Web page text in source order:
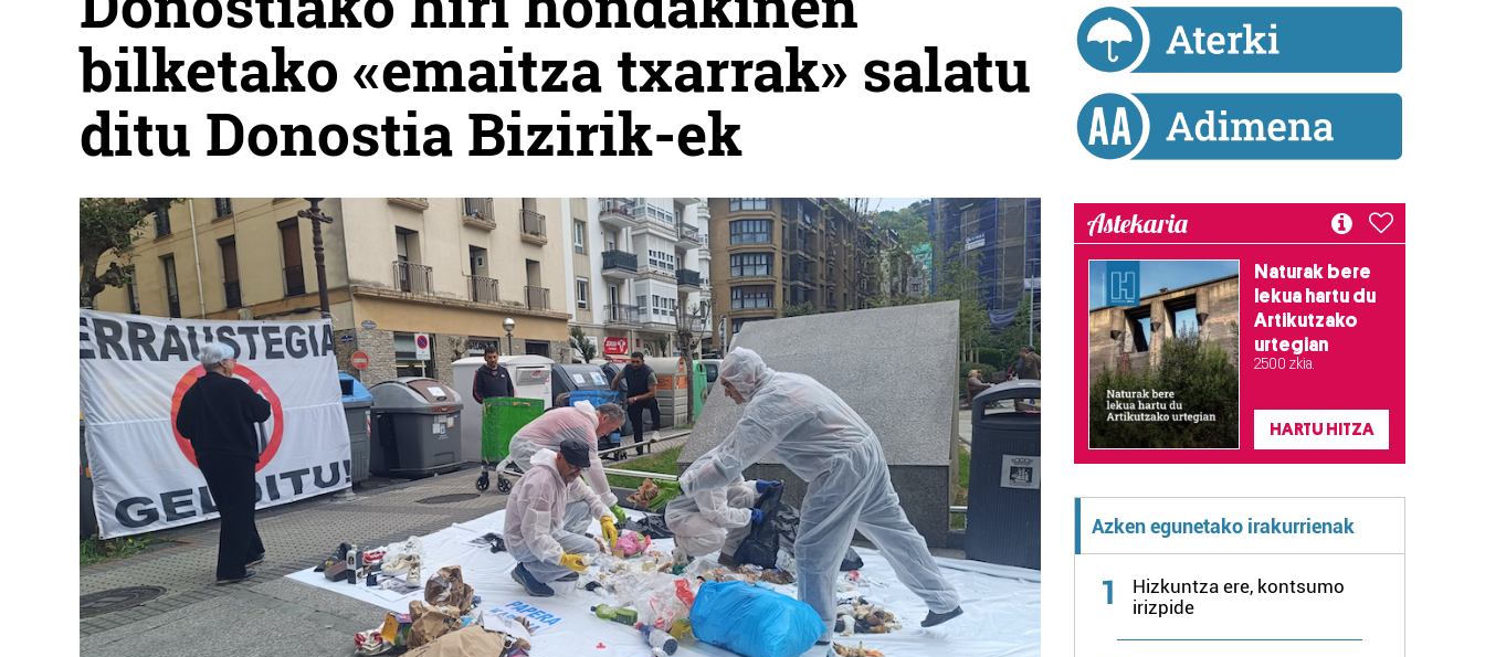
bilketako «emaitza txarrak» salatu
ditu Donostia Bizirik-ek
Astekaria
Naturak bere
lekua hartu du
Artikutzako
urtegian
2.500 zkia.
HARTU HITZA
Azken egunetako irakurrienak
1
Hizkuntza ere, kontsumo
irizpide